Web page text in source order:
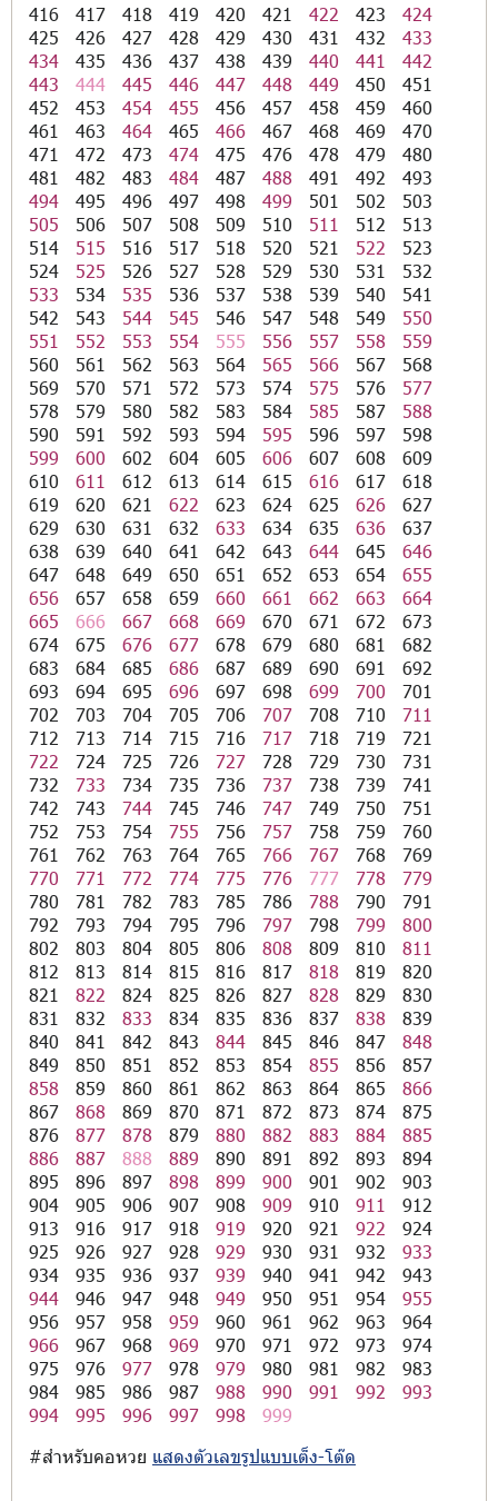
416
417 418 419 420 421 422 423
424
425
426 427 428 429 430 431 432
433
434
435 436 437 438 439 440 441
442
443
444 445 446 447 448 449 450
451
452
453 454 455 456 457 458 459
460
461
463 464 465 466 467 468 469
470
471
472 473 474 475 476 478 479
480
481
482 483 484 487 488 491 492
493
494
495 496 497 498 499 501 502
503
505
506 507 508 509 510 511 512
513
514
515 516 517 518 520 521 522
523
524
525 526 527 528 529 530 531
532
533
534 535 536 537 538 539 540
541
542
543 544 545 546 547 548 549
550
551
552 553 554 555 556 557 558
559
560
561 562 563 564 565 566 567
568
569
570 571 572 573 574 575 576
577
578
579 580 582 583 584 585 587
588
590
591 592 593 594 595 596 597
598
599
600 602 604 605 606 607 608
609
610
611 612 613 614 615 616 617
618
619
620 621 622 623 624 625 626
627
629
630 631 632 633 634 635 636
637
638
639 640 641 642 643 644 645
646
647
648 649 650 651 652 653 654
655
656
657 658 659 660 661 662 663
664
665
666 667 668 669 670 671 672
673
674
675 676 677 678 679 680 681
682
683
684 685 686 687 689 690 691
692
693
694 695 696 697 698 699 700
701
702
703 704 705 706 707 708 710
711
712
713 714 715 716 717 718 719
721
722
724 725 726 727 728 729 730
731
732
733 734 735 736 737 738 739
741
742
743 744 745 746 747 749 750
751
752
753 754 755 756 757 758 759
760
761
762 763 764 765 766 767 768
769
770
771 772 774 775 776 777 778
779
780
781 782 783 785 786 788 790
791
792
793 794 795 796 797 798 799
800
802
803 804 805 806 808 809 810
811
812
813 814 815 816 817 818 819
820
821
822 824 825 826 827 828 829
830
831
832 833 834 835 836 837 838
839
840
841 842 843 844 845 846 847
848
849
850 851 852 853 854 855 856
857
858
859 860 861 862 863 864 865
866
867
868 869 870 871 872 873 874
875
876
877 878 879 880 882 883 884
885
886
887 888 889 890 891 892 893
894
895
896 897 898 899 900 901 902
903
904
905 906 907 908 909 910 911
912
913
916 917 918 919 920 921 922
924
925
926 927 928 929 930 931 932
933
934
935 936 937 939 940 941 942
943
944
946 947 948 949 950 951 954
955
956
957 958 959 960 961 962 963
964
966
967 968 969 970 971 972 973
974
975
976 977 978 979 980 981 982
983
984
985 986 987 988 990 991 992
993
994
995 996 997 998
999
#สำหรับคอหวย แสดงตัวเลขรูปแบบเต็ง-โต๊ด